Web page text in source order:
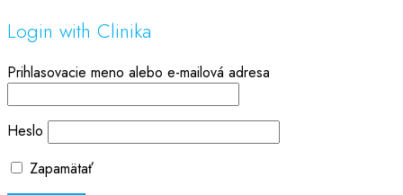
Login with Clinika
Prihlasovacie meno alebo e-mailová adresa
Heslo
Zapamätať